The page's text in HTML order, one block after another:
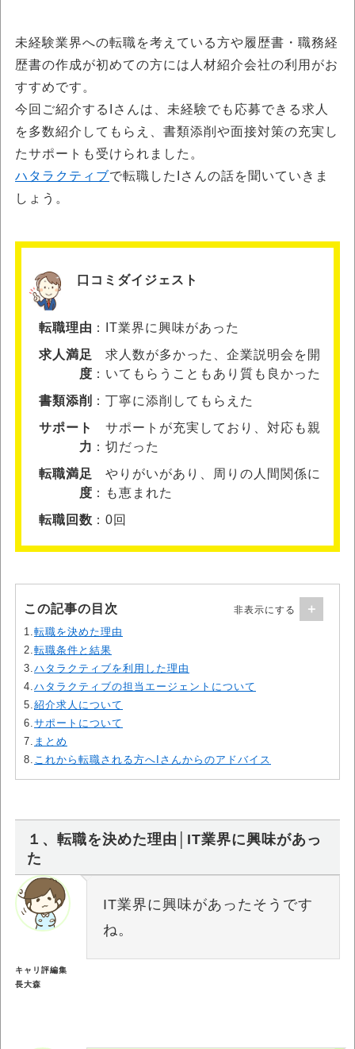
未経験業界への転職を考えている方や履歴書・職務経
歴書の作成が初めての方には人材紹介会社の利用がお
すすめです。
今回ご紹介するIさんは、未経験でも応募できる求人
を多数紹介してもらえ、書類添削や面接対策の充実し
たサポートも受けられました。
ハタラクティブで転職したIさんの話を聞いていきま
しょう。
口コミダイジェスト
転職理由
IT業界に興味があった
求人満足
度
求人数が多かった、企業説明会を開
いてもらうこともあり質も良かった
書類添削
丁寧に添削してもらえた
サポート
力
サポートが充実しており、対応も親
切だった
転職満足
度
やりがいがあり、周りの人間関係に
も恵まれた
転職回数
0回
この記事の目次
1. 転職を決めた理由
2. 転職条件と結果
3. ハタラクティブを利用した理由
4. ハタラクティブの担当エージェントについて
5. 紹介求人について
6. サポートについて
7. まとめ
8. これから転職される方へIさんからのアドバイス
１、転職を決めた理由│IT業界に興味があっ
た
キャリ評編集
長大森
IT業界に興味があったそうです
ね。